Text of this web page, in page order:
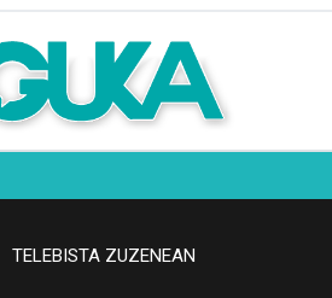
TELEBISTA ZUZENEAN